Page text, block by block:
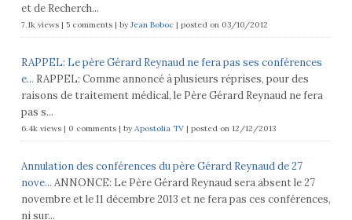
et de Recherch...
7.1k views| 5 comments| byJean Boboc| posted on 03/10/2012
RAPPEL: Le père Gérard Reynaud ne fera pas ses conférences
e... RAPPEL: Comme annoncé à plusieurs réprises, pour des
raisons de traitement médical, le Père Gérard Reynaud ne fera
pas s...
6.4k views| 0 comments| byApostolia TV| posted on 12/12/2013
Annulation des conférences du père Gérard Reynaud de 27
nove... ANNONCE: Le Père Gérard Reynaud sera absent le 27
novembre et le 11 décembre 2013 et ne fera pas ces conférences,
ni sur...